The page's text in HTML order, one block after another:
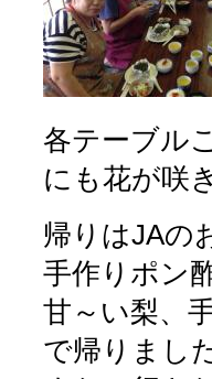
各テーブル
にも花が咲
帰りはJAの
手作りポン
甘～い梨、
で帰りまし